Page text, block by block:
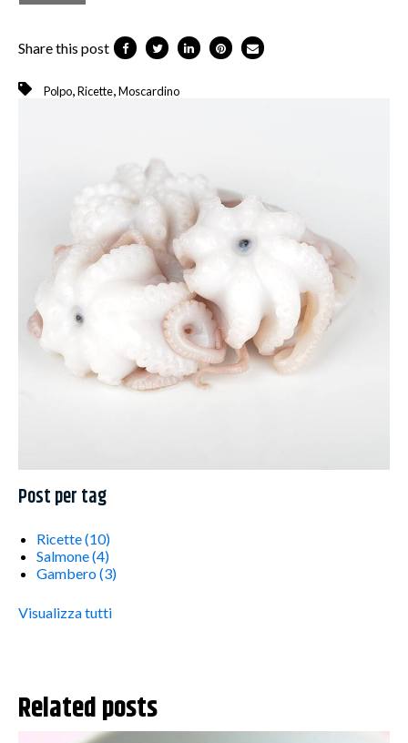
Share this post
Polpo,Ricette,Moscardino
Post per tag
Ricette(10)
Salmone(4)
Gambero(3)
Visualizza tutti
Related posts